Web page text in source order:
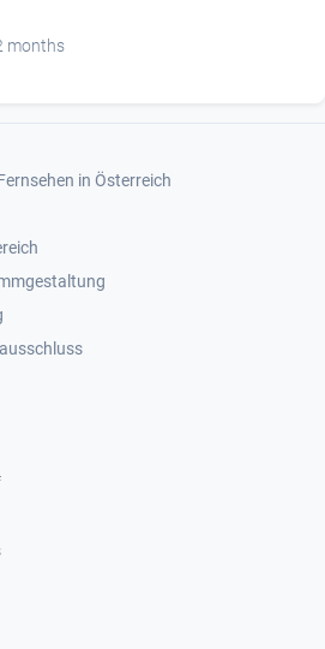
months
in Österreich